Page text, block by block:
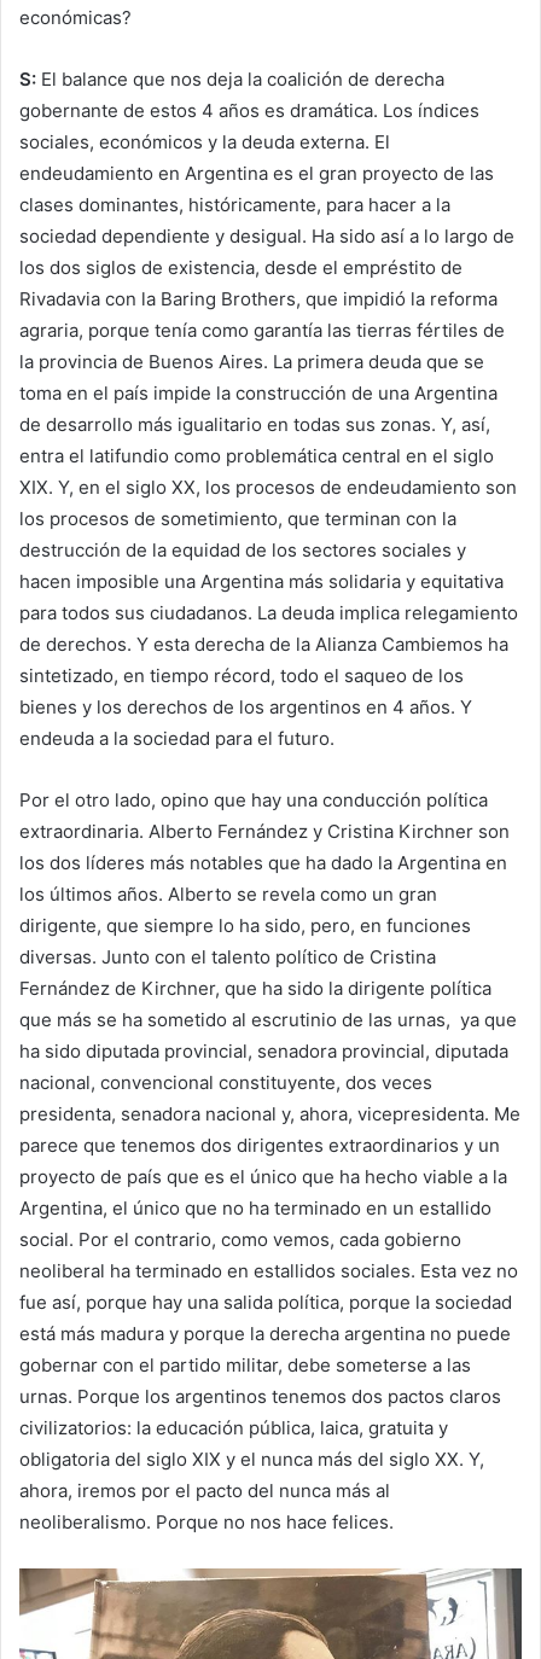
económicas?
S: El balance que nos deja la coalición de derecha
gobernante de estos 4 años es dramática. Los índices
sociales, económicos y la deuda externa. El
endeudamiento en Argentina es el gran proyecto de las
clases dominantes, históricamente, para hacer a la
sociedad dependiente y desigual. Ha sido así a lo largo de
los dos siglos de existencia, desde el empréstito de
Rivadavia con la Baring Brothers, que impidió la reforma
agraria, porque tenía como garantía las tierras fértiles de
la provincia de Buenos Aires. La primera deuda que se
toma en el país impide la construcción de una Argentina
de desarrollo más igualitario en todas sus zonas. Y, así,
entra el latifundio como problemática central en el siglo
XIX. Y, en el siglo XX, los procesos de endeudamiento son
los procesos de sometimiento, que terminan con la
destrucción de la equidad de los sectores sociales y
hacen imposible una Argentina más solidaria y equitativa
para todos sus ciudadanos. La deuda implica relegamiento
de derechos. Y esta derecha de la Alianza Cambiemos ha
sintetizado, en tiempo récord, todo el saqueo de los
bienes y los derechos de los argentinos en 4 años. Y
endeuda a la sociedad para el futuro.
Por el otro lado, opino que hay una conducción política
extraordinaria. Alberto Fernández y Cristina Kirchner son
los dos líderes más notables que ha dado la Argentina en
los últimos años. Alberto se revela como un gran
dirigente, que siempre lo ha sido, pero, en funciones
diversas. Junto con el talento político de Cristina
Fernández de Kirchner, que ha sido la dirigente política
que más se ha sometido al escrutinio de las urnas, ya que
ha sido diputada provincial, senadora provincial, diputada
nacional, convencional constituyente, dos veces
presidenta, senadora nacional y, ahora, vicepresidenta. Me
parece que tenemos dos dirigentes extraordinarios y un
proyecto de país que es el único que ha hecho viable a la
Argentina, el único que no ha terminado en un estallido
social. Por el contrario, como vemos, cada gobierno
neoliberal ha terminado en estallidos sociales. Esta vez no
fue así, porque hay una salida política, porque la sociedad
está más madura y porque la derecha argentina no puede
gobernar con el partido militar, debe someterse a las
urnas. Porque los argentinos tenemos dos pactos claros
civilizatorios: la educación pública, laica, gratuita y
obligatoria del siglo XIX y el nunca más del siglo XX. Y,
ahora, iremos por el pacto del nunca más al
neoliberalismo. Porque no nos hace felices.